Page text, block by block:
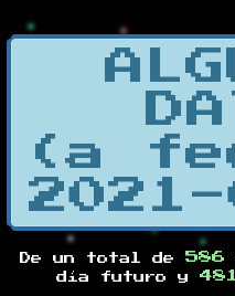
(a
De un total de 586
día futuro y